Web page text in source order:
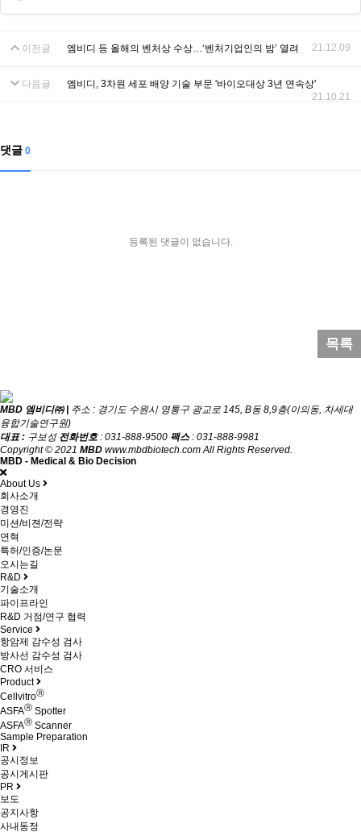
이전글 엠비디 등 올해의 벤처상 수상…‘벤처기업인의 밤’ 열려 21.12.09
다음글
엠비디, 3차원 세포 배양 기술 부문 '바이오대상 3년 연속상'
21.10.21
댓글 0
등록된 댓글이 없습니다.
목록
MBD 엠비디㈜ |
주소 : 경기도 수원시 영통구 광교로 145, B동 8,9층(이의동, 차세대
융합기술연구원)
대표 : 구보성 전화번호: 031-888-9500 팩스: 031-888-9981
Copyright © 2021 MBD www.mbdbiotech.com All Rights Reserved.
MBD - Medical & Bio Decision
About Us
회사소개
경영진
미션/비젼/전략
연혁
특허/인증/논문
오시는길
R&D
기술소개
파이프라인
R&D 거점/연구 협력
Service
항암제 감수성 검사
방사선 감수성 검사
CRO 서비스
Product
CellvitroⓇ
ASFAⓇ Spotter
ASFAⓇ Scanner
Sample Preparation
IR
공시정보
공시게시판
PR
보도
공지사항
사내동정